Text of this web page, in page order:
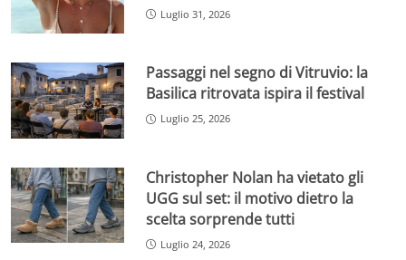
Luglio 31, 2026
Passaggi nel segno di Vitruvio: la
Basilica ritrovata ispira il festival
Luglio 25, 2026
Christopher Nolan ha vietato gli
UGG sul set: il motivo dietro la
scelta sorprende tutti
Luglio 24, 2026